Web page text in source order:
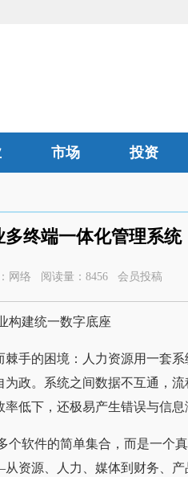
市场 投资
多终端一体化管理系统
网络 阅读量：8456 会员投稿
构建统一数字底座
手的困境：人力资源用一套
政。系统之间数据不互通，
低下，还极易产生错误与信息
个软件的简单集合，而是一个
资源、人力、媒体到财务、